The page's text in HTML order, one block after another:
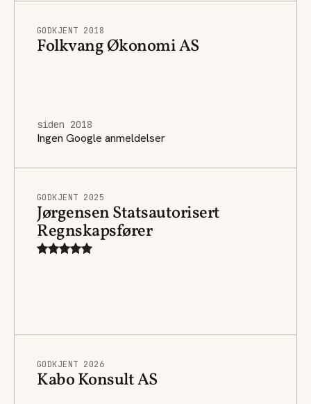
GODKJENT 2018
Folkvang Økonomi AS
siden 2018
Ingen Google anmeldelser
GODKJENT 2025
Jørgensen Statsautorisert
Regnskapsfører
GODKJENT 2026
Kabo Konsult AS